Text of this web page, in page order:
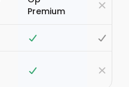
Premium